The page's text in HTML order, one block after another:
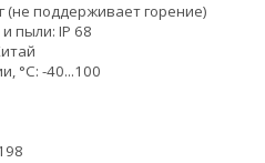
(не поддерживает горение)
пыли: IP 68
°С: -40...100